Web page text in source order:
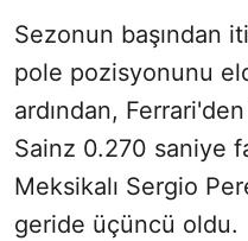
Sezonun başından
pole pozisyonunu
ardından,
Sainz 0.270 saniye
Meksikalı Sergio
geride üçüncü oldu.